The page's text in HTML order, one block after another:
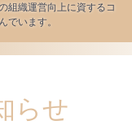
組織運営向上に資するコ
でいます。
らせ